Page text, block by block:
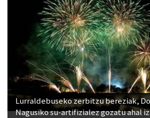
Lurraldebuseko zerbitzu bereziak,
Nagusiko su-artifizialez gozatu ahal